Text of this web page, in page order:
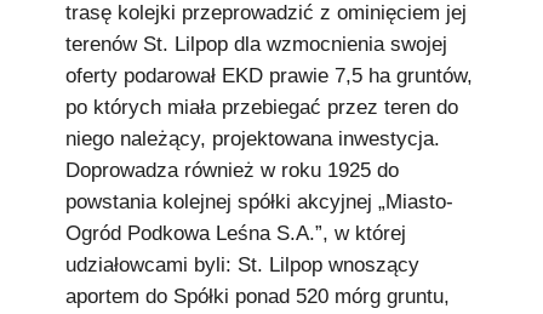
trasę kolejki przeprowadzić z ominięciem jej
terenów St. Lilpop dla wzmocnienia swojej
oferty podarował EKD prawie 7,5 ha gruntów,
po których miała przebiegać przez teren do
niego należący, projektowana inwestycja.
Doprowadza również w roku 1925 do
powstania kolejnej spółki akcyjnej „Miasto-
Ogród Podkowa Leśna S.A.”, w której
udziałowcami byli: St. Lilpop wnoszący
aportem do Spółki ponad 520 mórg gruntu,